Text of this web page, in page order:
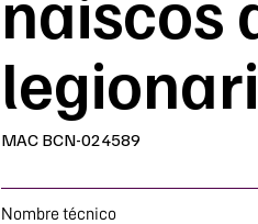
MAC BCN-024589
Nombre técnico